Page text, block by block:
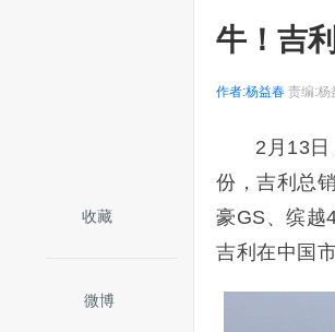
收藏
微博
牛！吉
作者:杨益春 责编:杨
2月13日
份，吉利总
豪GS、缤越
吉利在中国